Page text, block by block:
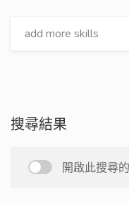
搜尋結果
開啟此搜尋